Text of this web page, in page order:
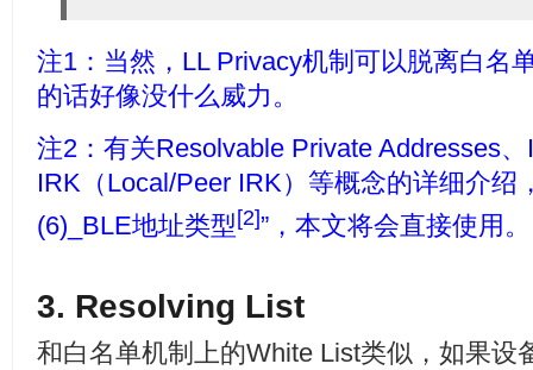
注1：当然，LL Privacy机制可以脱离白名
的话好像没什么威力。
注2：有关Resolvable Private Addresses
IRK（Local/Peer IRK）等概念的详细介绍
(6)_BLE地址类型[2]”，本文将会直接使用。
3. Resolving List
和白名单机制上的White List类似，如果设